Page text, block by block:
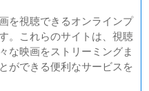
めて～
を視聴できるオンラインプ
。これらのサイトは、視聴
な映画をストリーミングま
ができる便利なサービスを